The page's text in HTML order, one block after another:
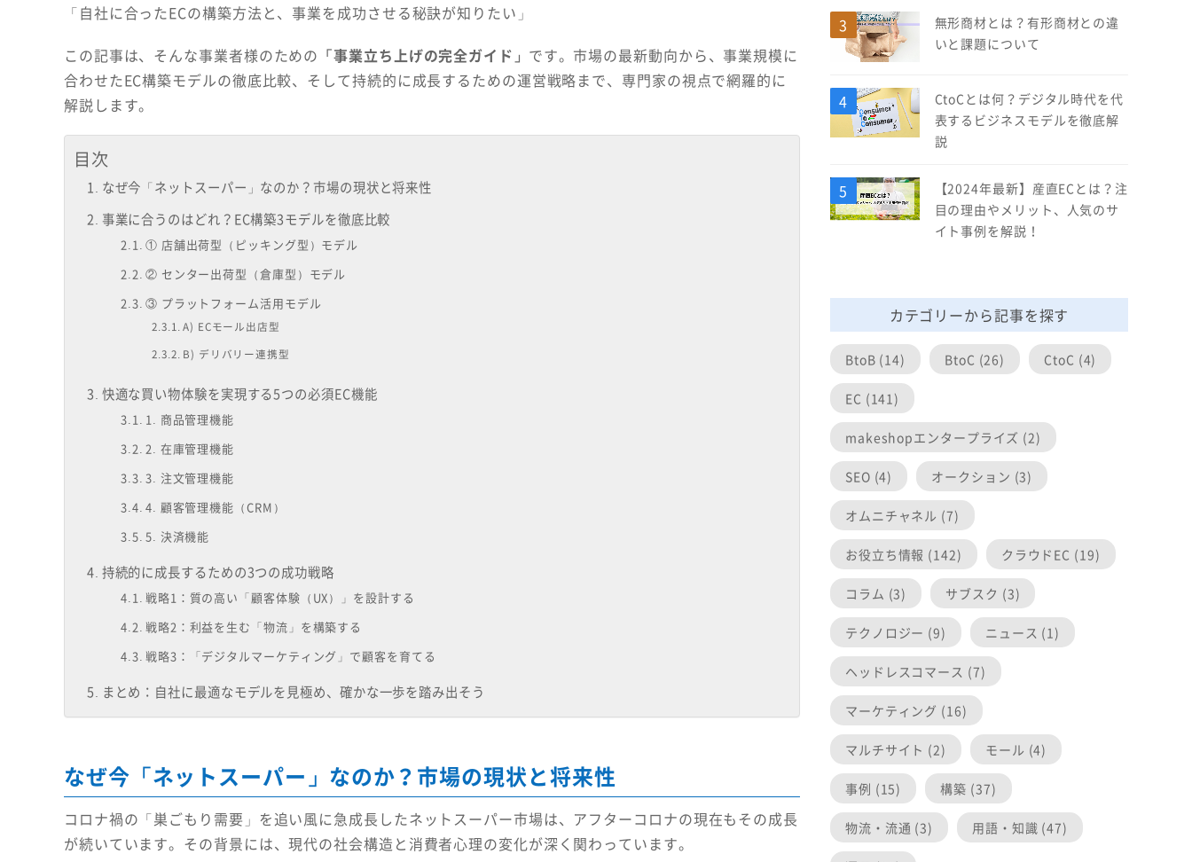
「自社に合ったECの構築方法と、事業を成功させる秘訣が知りたい」
この記事は、そんな事業者様のための 「事業立ち上げの完全ガイド」 です。市場の最新動向から、事業規模に
合わせたEC構築モデルの徹底比較、そして持続的に成長するための運営戦略まで、専門家の視点で網羅的に
解説します。
目次
なぜ今「ネットスーパー」なのか？市場の現状と将来性
事業に合うのはどれ？EC構築3モデルを徹底比較
① 店舗出荷型（ピッキング型）モデル
② センター出荷型（倉庫型）モデル
③ プラットフォーム活用モデル
A) ECモール出店型
B) デリバリー連携型
快適な買い物体験を実現する5つの必須EC機能
1. 商品管理機能
2. 在庫管理機能
3. 注文管理機能
4. 顧客管理機能（CRM）
5. 決済機能
持続的に成長するための3つの成功戦略
戦略1：質の高い「顧客体験（UX）」を設計する
戦略2：利益を生む「物流」を構築する
戦略3：「デジタルマーケティング」で顧客を育てる
まとめ：自社に最適なモデルを見極め、確かな一歩を踏み出そう
なぜ今「ネットスーパー」なのか？市場の現状と将来性
コロナ禍の「巣ごもり需要」を追い風に急成長したネットスーパー市場は、アフターコロナの現在もその成長
が続いています。その背景には、現代の社会構造と消費者心理の変化が深く関わっています。
無形商材とは？有形商材との違
いと課題について
CtoCとは何？デジタル時代を代
表するビジネスモデルを徹底解
説
【2024年最新】産直ECとは？注
目の理由やメリット、人気のサ
イト事例を解説！
カテゴリーから記事を探す
BtoB (14) BtoC (26) CtoC (4)
EC (141)
makeshopエンタープライズ (2)
SEO (4) オークション (3)
オムニチャネル (7)
お役立ち情報 (142) クラウドEC (19)
コラム (3) サブスク (3)
テクノロジー (9) ニュース (1)
ヘッドレスコマース (7)
マーケティング (16)
マルチサイト (2) モール (4)
事例 (15) 構築 (37)
物流・流通 (3) 用語・知識 (47)